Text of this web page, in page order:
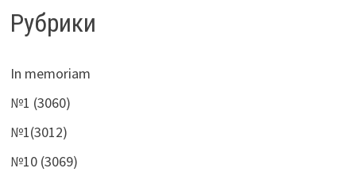
Рубрики
In memoriam
№1 (3060)
№1(3012)
№10 (3069)